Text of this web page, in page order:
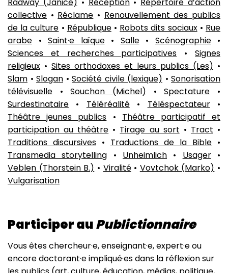
Radway (Janice) • Réception• Répertoire d’action
collective • Réclame • Renouvellement des publics
de la culture • République• Robots dits sociaux• Rue
arabe • Saint·e laïque• Salle• Scénographie•
Sciences et recherches participatives •Signes
religieux • Sites orthodoxes et leurs publics (Les) •
Slam • Slogan • Société civile (lexique) • Sonorisation
télévisuelle •Souchon (Michel) •Spectature •
Surdestinataire • Téléréalité• Téléspectateur•
Théâtre jeunes publics • Théâtre participatif et
participation au théâtre • Tirage au sort • Tract •
Traditions discursives • Traductions de la Bible •
Transmedia storytelling • Unheimlich • Usager•
Veblen (Thorstein B.) • Viralité• Vovtchok (Marko) •
Vulgarisation
Participer auPublictionnaire
Vous êtes chercheur·e, enseignant·e, expert·e ou
encore doctorant·e impliqué·es dans la réflexion sur